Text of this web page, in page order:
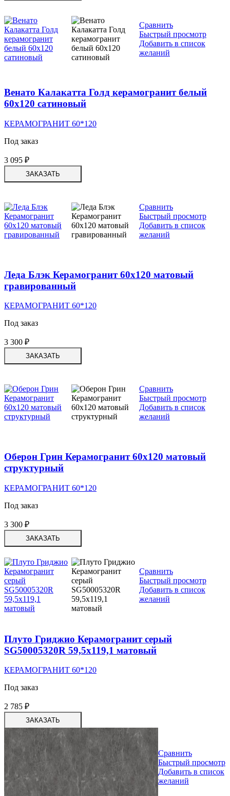
Сравнить
Быстрый просмотр
Добавить в список
желаний
Венато Калакатта Голд керамогранит белый
60х120 сатиновый
КЕРАМОГРАНИТ 60*120
Под заказ
3 095 ₽
ЗАКАЗАТЬ
Сравнить
Быстрый просмотр
Добавить в список
желаний
Леда Блэк Керамогранит 60х120 матовый
гравированный
КЕРАМОГРАНИТ 60*120
Под заказ
3 300 ₽
ЗАКАЗАТЬ
Сравнить
Быстрый просмотр
Добавить в список
желаний
Оберон Грин Керамогранит 60х120 матовый
структурный
КЕРАМОГРАНИТ 60*120
Под заказ
3 300 ₽
ЗАКАЗАТЬ
Сравнить
Быстрый просмотр
Добавить в список
желаний
Плуто Гриджио Керамогранит серый
SG50005320R 59,5х119,1 матовый
КЕРАМОГРАНИТ 60*120
Под заказ
2 785 ₽
ЗАКАЗАТЬ
Сравнить
Быстрый просмотр
Добавить в список
желаний